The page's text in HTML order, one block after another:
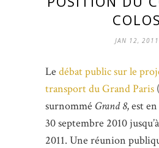
COLOS
JAN 12, 2011
Le débat public sur le
transport du Grand Paris
surnommé Grand 8, est
30 septembre 2010
2011. Une réunion